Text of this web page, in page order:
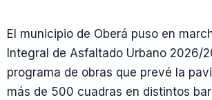
El municipio de Oberá puso en
Integral de Asfaltado Urbano 2026/
programa de obras que prevé la
más de 500 cuadras en distintos